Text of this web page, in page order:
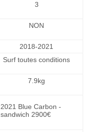
3
NON
2018-2021
Surf toutes conditions
7.9kg
2021 Blue Carbon -
sandwich 2900€